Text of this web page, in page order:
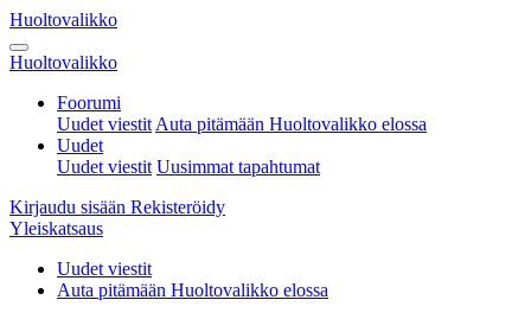
Huoltovalikko
Huoltovalikko
Foorumi
Uudet viestit Auta pitämään Huoltovalikko elossa
Uudet
Uudet viestit Uusimmat tapahtumat
Kirjaudu sisään Rekisteröidy
Yleiskatsaus
Uudet viestit
Auta pitämään Huoltovalikko elossa